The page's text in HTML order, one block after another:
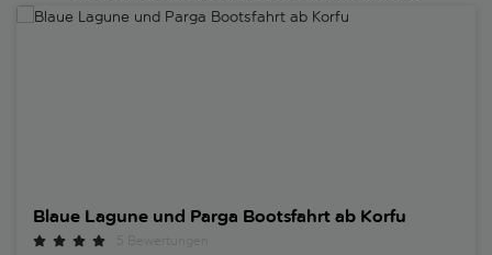
Blaue Lagune und Parga Bootsfahrt ab Korfu
Blaue Lagune und Parga Bootsfahrt ab Korfu